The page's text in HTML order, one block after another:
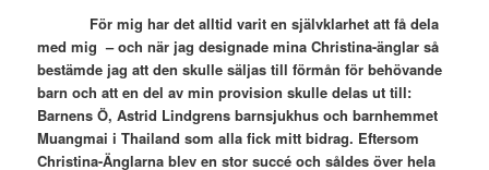
För mig har det alltid varit en självklarhet att få dela
med mig – och när jag designade mina Christina-änglar så
bestämde jag att den skulle säljas till förmån för behövande
barn och att en del av min provision skulle delas ut till:
Barnens Ö, Astrid Lindgrens barnsjukhus och barnhemmet
Muangmai i Thailand som alla fick mitt bidrag. Eftersom
Christina-Änglarna blev en stor succé och såldes över hela